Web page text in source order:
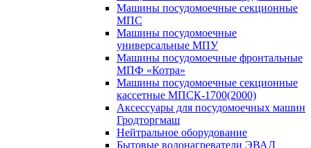
Машины посудомоечные секционные
МПС
Машины посудомоечные
универсальные МПУ
Машины посудомоечные фронтальные
МПФ «Котра»
Машины посудомоечные секционные
кассетные МПСК-1700(2000)
Аксессуары для посудомоечных машин
Гродторгмаш
Нейтральное оборудование
Бытовые водонагреватели ЭВАД